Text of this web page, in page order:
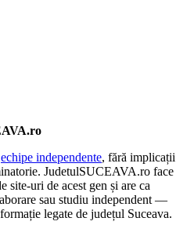
echipe independente, fără implicații
JudetulSUCEAVA.ro face
site-uri de acest gen și are ca
sau studiu independent —
legate de județul Suceava.